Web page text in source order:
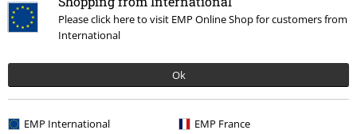
Please click here to visit EMP Online Shop for customers from
International
Ok
EMP International EMP France
Verifizierte Rezension
War diese Bewertung hilfreich für dich?